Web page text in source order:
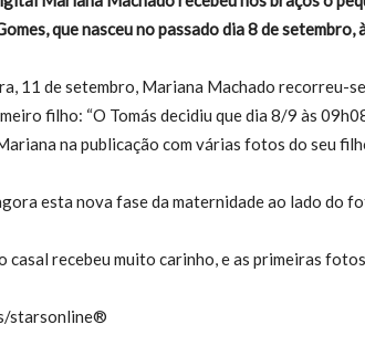
que nasceu no passado dia 8 de setembro,
11 de setembro, Mariana Machado recorreu-
filho: “O Tomás decidiu que dia 8/9 às
na publicação com várias fotos do seu
esta nova fase da maternidade ao lado do
casal recebeu muito carinho, e as primeiras
starsonline®